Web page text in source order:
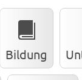
Bildung